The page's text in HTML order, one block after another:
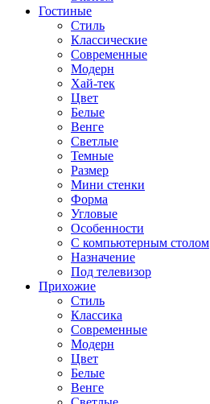
Гостиные
Стиль
Классические
Современные
Модерн
Хай-тек
Цвет
Белые
Венге
Светлые
Темные
Размер
Мини стенки
Форма
Угловые
Особенности
С компьютерным столом
Назначение
Под телевизор
Прихожие
Стиль
Классика
Современные
Модерн
Цвет
Белые
Венге